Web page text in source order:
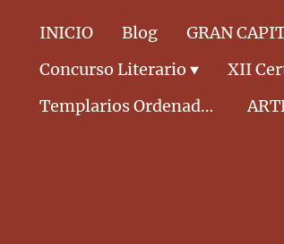
INICIO Blog
Concurso Literario
XII
Templarios Ordenados CABALLEROS